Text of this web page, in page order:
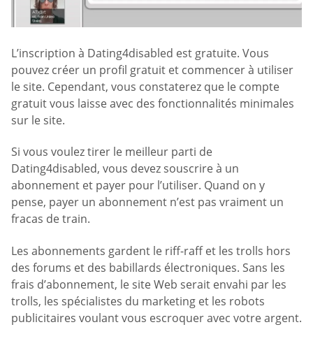
L’inscription à Dating4disabled est gratuite. Vous
pouvez créer un profil gratuit et commencer à utiliser
le site. Cependant, vous constaterez que le compte
gratuit vous laisse avec des fonctionnalités minimales
sur le site.
Si vous voulez tirer le meilleur parti de
Dating4disabled, vous devez souscrire à un
abonnement et payer pour l’utiliser. Quand on y
pense, payer un abonnement n’est pas vraiment un
fracas de train.
Les abonnements gardent le riff-raff et les trolls hors
des forums et des babillards électroniques. Sans les
frais d’abonnement, le site Web serait envahi par les
trolls, les spécialistes du marketing et les robots
publicitaires voulant vous escroquer avec votre argent.